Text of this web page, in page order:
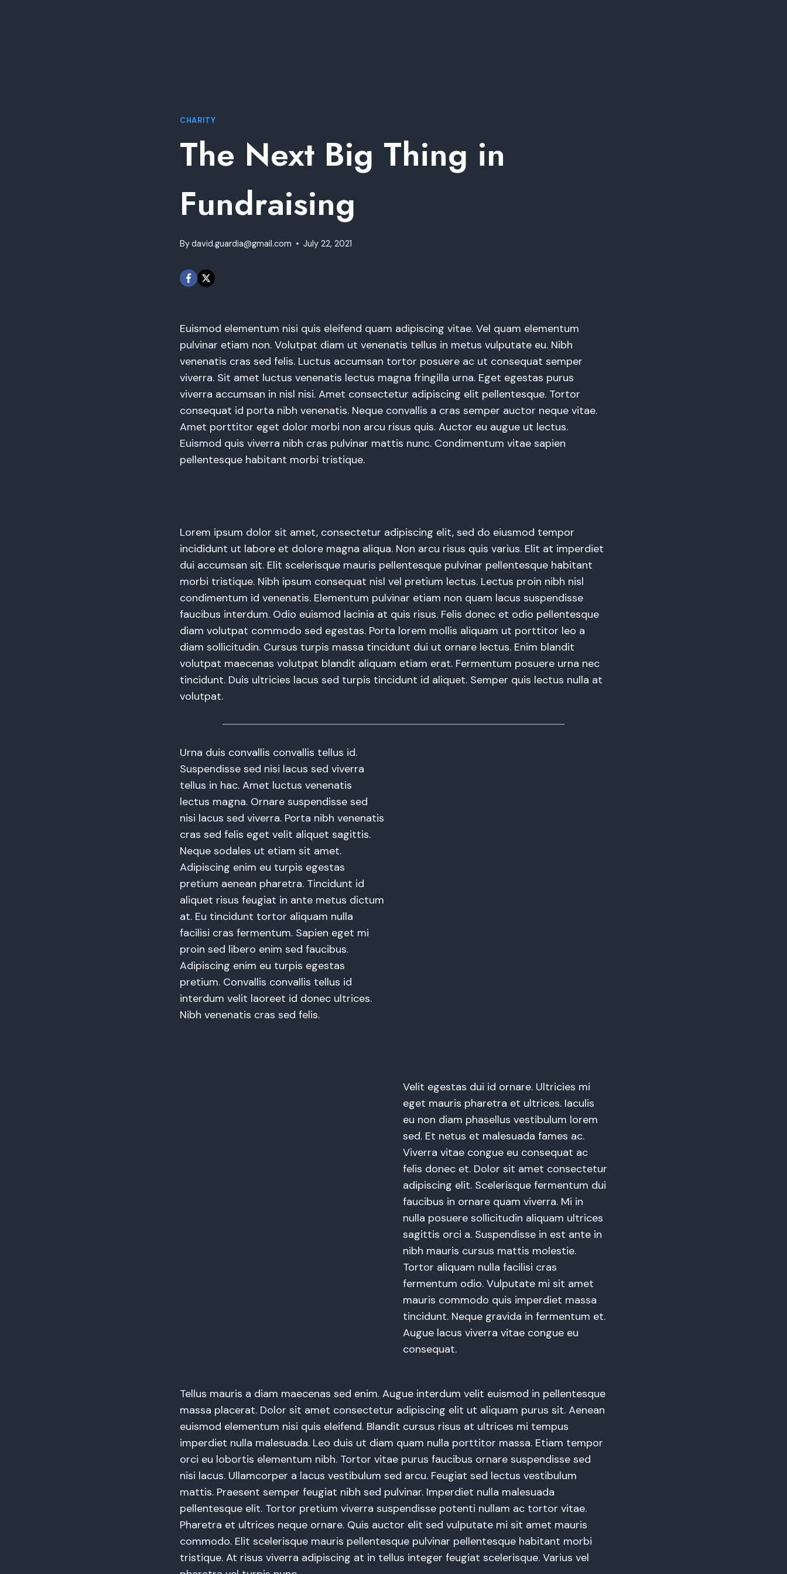
CHARITY
The Next Big Thing in
Fundraising
Bydavid.guardia@gmail.com July 22, 2021
Euismod elementum nisi quis eleifend quam adipiscing vitae. Vel quam elementum
pulvinar etiam non. Volutpat diam ut venenatis tellus in metus vulputate eu. Nibh
venenatis cras sed felis. Luctus accumsan tortor posuere ac ut consequat semper
viverra. Sit amet luctus venenatis lectus magna fringilla urna. Eget egestas purus
viverra accumsan in nisl nisi. Amet consectetur adipiscing elit pellentesque. Tortor
consequat id porta nibh venenatis. Neque convallis a cras semper auctor neque vitae.
Amet porttitor eget dolor morbi non arcu risus quis. Auctor eu augue ut lectus.
Euismod quis viverra nibh cras pulvinar mattis nunc. Condimentum vitae sapien
pellentesque habitant morbi tristique.
Lorem ipsum dolor sit amet, consectetur adipiscing elit, sed do eiusmod tempor
incididunt ut labore et dolore magna aliqua. Non arcu risus quis varius. Elit at imperdiet
dui accumsan sit. Elit scelerisque mauris pellentesque pulvinar pellentesque habitant
morbi tristique. Nibh ipsum consequat nisl vel pretium lectus. Lectus proin nibh nisl
condimentum id venenatis. Elementum pulvinar etiam non quam lacus suspendisse
faucibus interdum. Odio euismod lacinia at quis risus. Felis donec et odio pellentesque
diam volutpat commodo sed egestas. Porta lorem mollis aliquam ut porttitor leo a
diam sollicitudin. Cursus turpis massa tincidunt dui ut ornare lectus. Enim blandit
volutpat maecenas volutpat blandit aliquam etiam erat. Fermentum posuere urna nec
tincidunt. Duis ultricies lacus sed turpis tincidunt id aliquet. Semper quis lectus nulla at
volutpat.
Urna duis convallis convallis tellus id.
Suspendisse sed nisi lacus sed viverra
tellus in hac. Amet luctus venenatis
lectus magna. Ornare suspendisse sed
nisi lacus sed viverra. Porta nibh venenatis
cras sed felis eget velit aliquet sagittis.
Neque sodales ut etiam sit amet.
Adipiscing enim eu turpis egestas
pretium aenean pharetra. Tincidunt id
aliquet risus feugiat in ante metus dictum
at. Eu tincidunt tortor aliquam nulla
facilisi cras fermentum. Sapien eget mi
proin sed libero enim sed faucibus.
Adipiscing enim eu turpis egestas
pretium. Convallis convallis tellus id
interdum velit laoreet id donec ultrices.
Nibh venenatis cras sed felis.
Velit egestas dui id ornare. Ultricies mi
eget mauris pharetra et ultrices. Iaculis
eu non diam phasellus vestibulum lorem
sed. Et netus et malesuada fames ac.
Viverra vitae congue eu consequat ac
felis donec et. Dolor sit amet consectetur
adipiscing elit. Scelerisque fermentum dui
faucibus in ornare quam viverra. Mi in
nulla posuere sollicitudin aliquam ultrices
sagittis orci a. Suspendisse in est ante in
nibh mauris cursus mattis molestie.
Tortor aliquam nulla facilisi cras
fermentum odio. Vulputate mi sit amet
mauris commodo quis imperdiet massa
tincidunt. Neque gravida in fermentum et.
Augue lacus viverra vitae congue eu
consequat.
Tellus mauris a diam maecenas sed enim. Augue interdum velit euismod in pellentesque
massa placerat. Dolor sit amet consectetur adipiscing elit ut aliquam purus sit. Aenean
euismod elementum nisi quis eleifend. Blandit cursus risus at ultrices mi tempus
imperdiet nulla malesuada. Leo duis ut diam quam nulla porttitor massa. Etiam tempor
orci eu lobortis elementum nibh. Tortor vitae purus faucibus ornare suspendisse sed
nisi lacus. Ullamcorper a lacus vestibulum sed arcu. Feugiat sed lectus vestibulum
mattis. Praesent semper feugiat nibh sed pulvinar. Imperdiet nulla malesuada
pellentesque elit. Tortor pretium viverra suspendisse potenti nullam ac tortor vitae.
Pharetra et ultrices neque ornare. Quis auctor elit sed vulputate mi sit amet mauris
commodo. Elit scelerisque mauris pellentesque pulvinar pellentesque habitant morbi
tristique. At risus viverra adipiscing at in tellus integer feugiat scelerisque. Varius vel